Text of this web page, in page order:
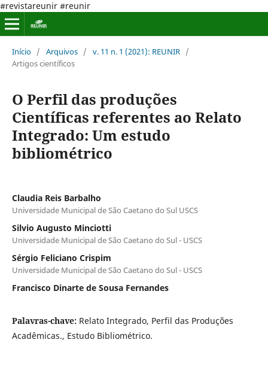
#revistareunir #reunir
Início / Arquivos / v. 11 n. 1 (2021): REUNIR /
Artigos científicos
O Perfil das produções
Científicas referentes ao Relato
Integrado: Um estudo
bibliométrico
Claudia Reis Barbalho
Universidade Municipal de São Caetano do Sul USCS
Silvio Augusto Minciotti
Universidade Municipal de São Caetano do Sul - USCS
Sérgio Feliciano Crispim
Universidade Municipal de São Caetano do Sul - USCS
Francisco Dinarte de Sousa Fernandes
Palavras-chave: Relato Integrado, Perfil das Produções
Acadêmicas., Estudo Bibliométrico.